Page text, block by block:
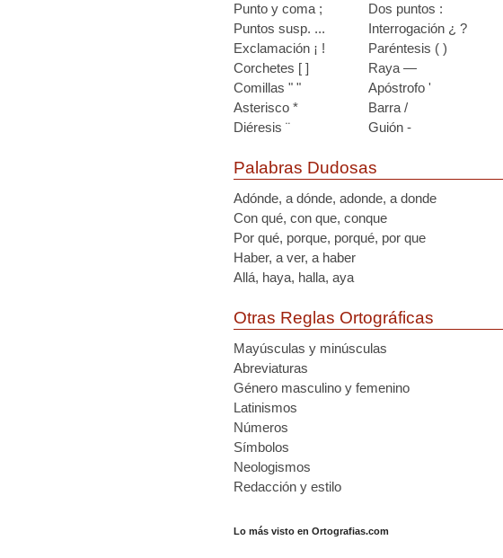
Punto y coma ;
Dos puntos :
Puntos susp. ...
Interrogación ¿ ?
Exclamación ¡ !
Paréntesis ( )
Corchetes [ ]
Raya —
Comillas " "
Apóstrofo '
Asterisco *
Barra /
Diéresis ¨
Guión -
Palabras Dudosas
Adónde, a dónde, adonde, a donde
Con qué, con que, conque
Por qué, porque, porqué, por que
Haber, a ver, a haber
Allá, haya, halla, aya
Otras Reglas Ortográficas
Mayúsculas y minúsculas
Abreviaturas
Género masculino y femenino
Latinismos
Números
Símbolos
Neologismos
Redacción y estilo
Lo más visto en Ortografias.com